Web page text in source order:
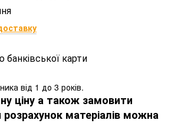
карти
від 1 до 3 років.
ціну а також замовити
матеріалів можна